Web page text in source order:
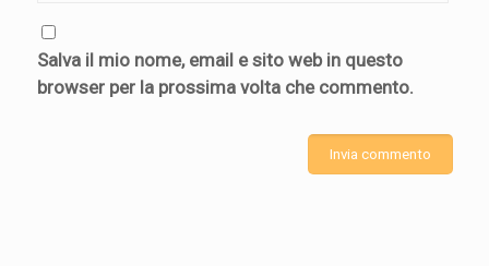
Salva il mio nome, email e sito web in questo
browser per la prossima volta che commento.